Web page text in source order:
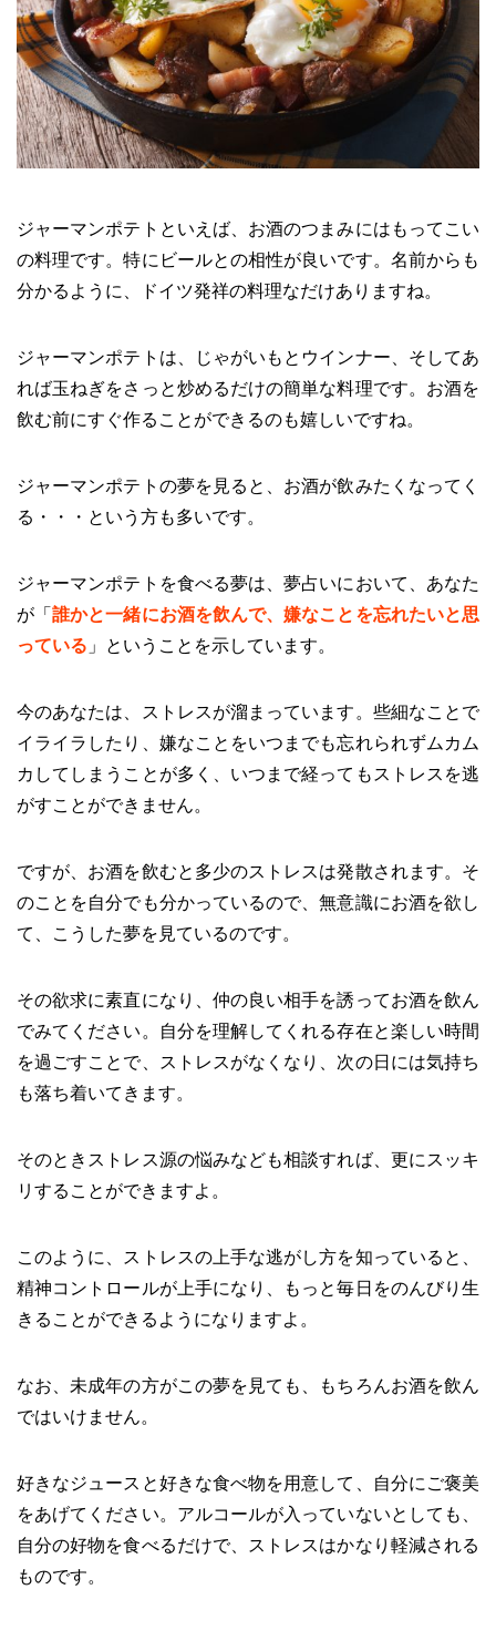
ジャーマンポテトといえば、お酒のつまみにはもってこい
の料理です。特にビールとの相性が良いです。名前からも
分かるように、ドイツ発祥の料理なだけありますね。
ジャーマンポテトは、じゃがいもとウインナー、そしてあ
れば玉ねぎをさっと炒めるだけの簡単な料理です。お酒を
飲む前にすぐ作ることができるのも嬉しいですね。
ジャーマンポテトの夢を見ると、お酒が飲みたくなってく
る・・・という方も多いです。
ジャーマンポテトを食べる夢は、夢占いにおいて、あなた
が「誰かと一緒にお酒を飲んで、嫌なことを忘れたいと思
っている 」ということを示しています。
今のあなたは、ストレスが溜まっています。些細なことで
イライラしたり、嫌なことをいつまでも忘れられずムカム
カしてしまうことが多く、いつまで経ってもストレスを逃
がすことができません。
ですが、お酒を飲むと多少のストレスは発散されます。そ
のことを自分でも分かっているので、無意識にお酒を欲し
て、こうした夢を見ているのです。
その欲求に素直になり、仲の良い相手を誘ってお酒を飲ん
でみてください。自分を理解してくれる存在と楽しい時間
を過ごすことで、ストレスがなくなり、次の日には気持ち
も落ち着いてきます。
そのときストレス源の悩みなども相談すれば、更にスッキ
リすることができますよ。
このように、ストレスの上手な逃がし方を知っていると、
精神コントロールが上手になり、もっと毎日をのんびり生
きることができるようになりますよ。
なお、未成年の方がこの夢を見ても、もちろんお酒を飲ん
ではいけません。
好きなジュースと好きな食べ物を用意して、自分にご褒美
をあげてください。アルコールが入っていないとしても、
自分の好物を食べるだけで、ストレスはかなり軽減される
ものです。